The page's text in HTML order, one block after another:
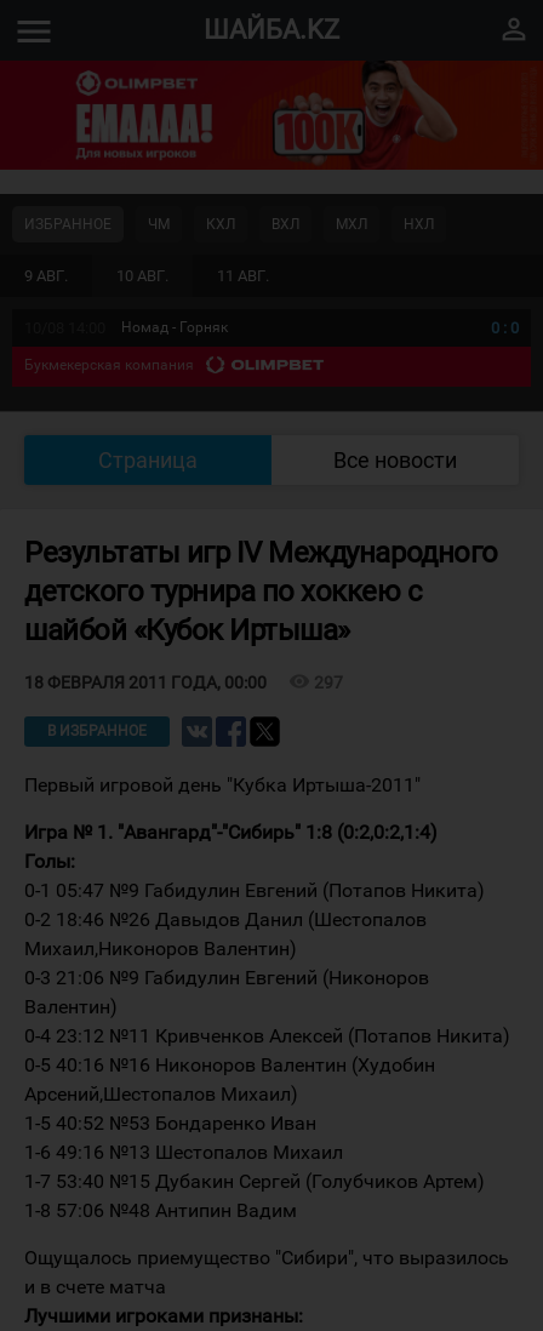
menu ШАЙБА.KZ perm_identity
9 АВГ. 10 АВГ. 11 АВГ.
ИЗБРАННОЕ ЧМ КХЛ ВХЛ МХЛ НХЛ
Номад - Горняк 0 : 0
Букмекерская компания
Страница Все новости
Результаты игр IV Международного
детского турнира по хоккею с
шайбой «Кубок Иртыша»
18 ФЕВРАЛЯ 2011 ГОДА, 00:00 297
В ИЗБРАННОЕ
Первый игровой день "Кубка Иртыша-2011"
Игра № 1. "Авангард"-"Сибирь" 1:8 (0:2,0:2,1:4)
Голы:
0-1 05:47 №9 Габидулин Евгений (Потапов Никита)
0-2 18:46 №26 Давыдов Данил (Шестопалов
Михаил,Никоноров Валентин)
0-3 21:06 №9 Габидулин Евгений (Никоноров
Валентин)
0-4 23:12 №11 Кривченков Алексей (Потапов Никита)
0-5 40:16 №16 Никоноров Валентин (Худобин
Арсений,Шестопалов Михаил)
1-5 40:52 №53 Бондаренко Иван
1-6 49:16 №13 Шестопалов Михаил
1-7 53:40 №15 Дубакин Сергей (Голубчиков Артем)
1-8 57:06 №48 Антипин Вадим
Ощущалось приемущество "Сибири", что выразилось
и в счете матча
Лучшими игроками признаны: